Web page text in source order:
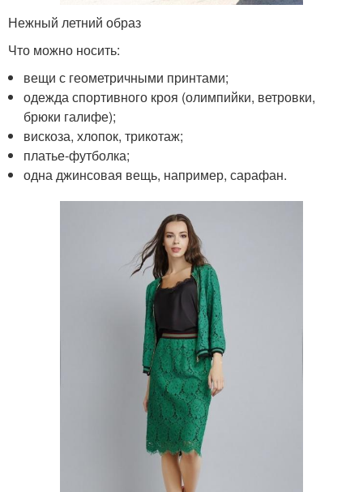
Нежный летний образ
Что можно носить:
вещи с геометричными принтами;
одежда спортивного кроя (олимпийки, ветровки,
брюки галифе);
вискоза, хлопок, трикотаж;
платье-футболка;
одна джинсовая вещь, например, сарафан.